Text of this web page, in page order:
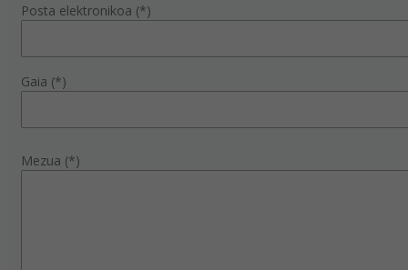
Posta elektronikoa (*)
Gaia (*)
Mezua (*)